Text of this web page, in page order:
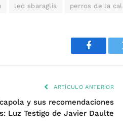
leo sbaraglia perros de la
Facebook
ARTÍCULO ANTERIOR
y sus recomendaciones
Luz Testigo de Javier Daulte